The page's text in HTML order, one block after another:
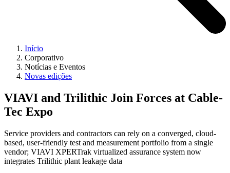
Início
Corporativo
Notícias e Eventos
Novas edições
VIAVI and Trilithic Join Forces at Cable-
Tec Expo
Service providers and contractors can rely on a converged, cloud-
based, user-friendly test and measurement portfolio from a single
vendor; VIAVI XPERTrak virtualized assurance system now
integrates Trilithic plant leakage data